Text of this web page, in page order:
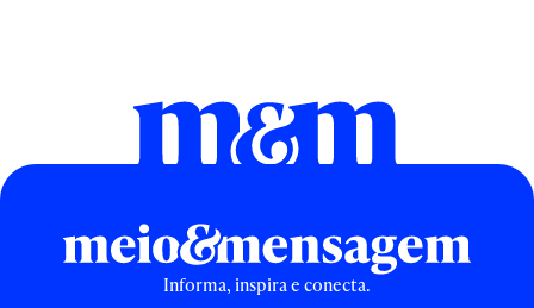
Informa, inspira e conecta.